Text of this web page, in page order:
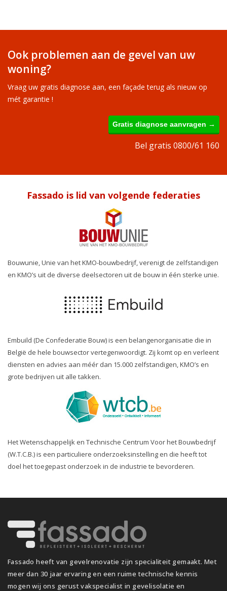
Ook problemen aan de gevel van uw
woning?
Vraag uw gratis diagnose aan, een façade terug als nieuw op
mét garantie !
Gratis diagnose aanvragen →
Bel gratis 0800/61 160
Fassado is lid van volgende federaties
Bouwunie, Unie van het KMO-bouwbedrijf, verenigt de zelfstandigen
en KMO’s uit de diverse deelsectoren uit de bouw in één sterke unie.
Embuild (De Confederatie Bouw) is een belangenorganisatie die in
België de hele bouwsector vertegenwoordigt. Zij komt op en verleent
diensten en advies aan méér dan 15.000 zelfstandigen, KMO’s en
grote bedrijven uit alle takken.
Het Wetenschappelijk en Technische Centrum Voor het Bouwbedrijf
(W.T.C.B.) is een particuliere onderzoeksinstelling en die heeft tot
doel het toegepast onderzoek in de industrie te bevorderen.
Fassado heeft van gevelrenovatie zijn specialiteit gemaakt. Met
meer dan 30 jaar ervaring en een ruime technische kennis
mogen wij ons gerust vakspecialist in gevelisolatie en